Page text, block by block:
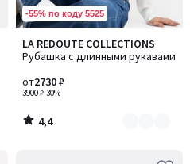
-55% по коду 5525
LA REDOUTE COLLECTIONS
Рубашка с длинными рукавами
3900 ₽-30%
от2730 ₽
4,4
/ 5
Количество
цветов:
4,4
/